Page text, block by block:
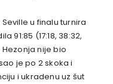
u finalu turnira
91:85 (17:18, 38:32,
nije bio
je po 2 skoka i
i ukradenu uz šut